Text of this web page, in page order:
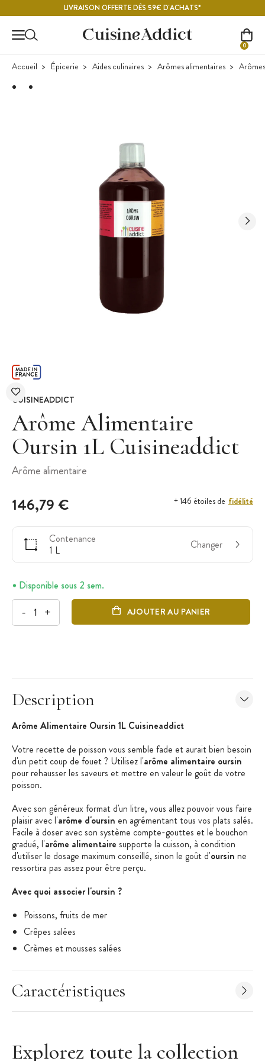
LIVRAISON OFFERTE DÈS 59€ D'ACHATS*
0
Accueil Épicerie Aides culinaires Arômes alimentaires
CUISINEADDICT
Arôme Alimentaire
Oursin 1L Cuisineaddict
Arôme alimentaire
146,79 € + 146 étoiles de fidélité
Contenance
1 L
Changer
Disponible sous 2 sem.
- + AJOUTER AU PANIER
Description
Arôme Alimentaire Oursin 1L Cuisineaddict
Votre recette de poisson vous semble fade et aurait bien besoin
d'un petit coup de fouet ? Utilisez l'arôme alimentaire oursin
pour rehausser les saveurs et mettre en valeur le goût de votre
poisson.
Avec son généreux format d'un litre, vous allez pouvoir vous faire
plaisir avec l'arôme d'oursin en agrémentant tous vos plats salés.
Facile à doser avec son système compte-gouttes et le bouchon
gradué, l'arôme alimentaire supporte la cuisson, à condition
d'utiliser le dosage maximum conseillé, sinon le goût d'oursin ne
ressortira pas assez pour être perçu.
Avec quoi associer l'oursin ?
Poissons, fruits de mer
Crêpes salées
Crèmes et mousses salées
Les + produit :
Grand format 1 L
Arôme Alimentaire Professionnel
Bouchon doseur
Caractéristiques
Explorez toute la collection